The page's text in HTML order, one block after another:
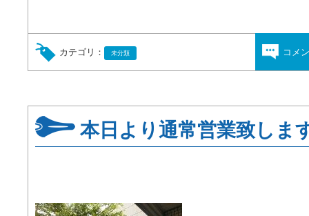
カテゴリ： 未分類 コメ
本日より通常営業致しま